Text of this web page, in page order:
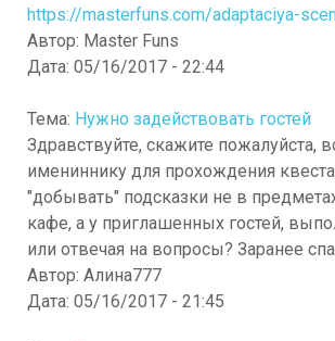
https://masterfuns.com/adaptaciya-
Автор: Master Funs
Дата: 05/16/2017 - 22:44
Тема: Нужно задействовать гостей
Здравствуйте, скажите пожалуйста,
имениннику для прохождения квеста,
"добывать" подсказки не в
кафе, а у приглашенных гостей,
или отвечая на вопросы? Заранее
Автор: Алина777
Дата: 05/16/2017 - 21:45